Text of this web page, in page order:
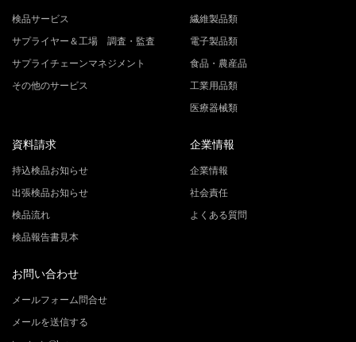
検品サービス
サプライヤー＆工場 調査・監査
サプライチェーンマネジメント
その他のサービス
繊維製品類
電子製品類
食品・農産品
工業用品類
医療器械類
資料請求
持込検品お知らせ
出張検品お知らせ
検品流れ
検品報告書見本
企業情報
企業情報
社会責任
よくある質問
お問い合わせ
メールフォーム問合せ
メールを送信する